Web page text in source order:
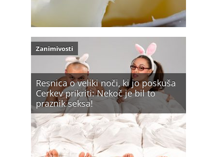
Resnica o veliki noči, ki jo poskuša
Cerkev prikriti: Nekoč je bil to
praznik seksa!
Zanimivosti